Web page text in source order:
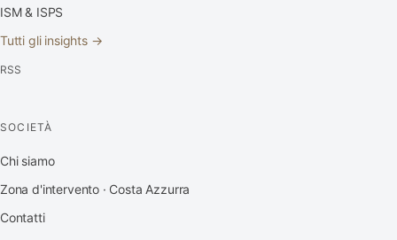
ISM & ISPS
Tutti gli insights →
RSS
SOCIETÀ
Chi siamo
Zona d'intervento · Costa Azzurra
Contatti